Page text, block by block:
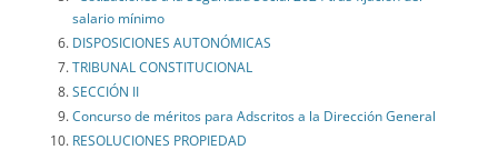
salario mínimo
DISPOSICIONES AUTONÓMICAS
TRIBUNAL CONSTITUCIONAL
SECCIÓN II
Concurso de méritos para Adscritos a la Dirección General
RESOLUCIONES PROPIEDAD